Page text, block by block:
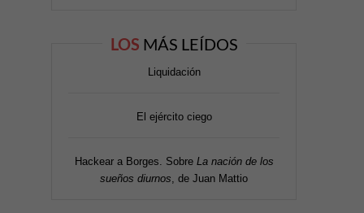
LOS MÁS LEÍDOS
Liquidación
El ejército ciego
Hackear a Borges. Sobre La nación de los
sueños diurnos , de Juan Mattio